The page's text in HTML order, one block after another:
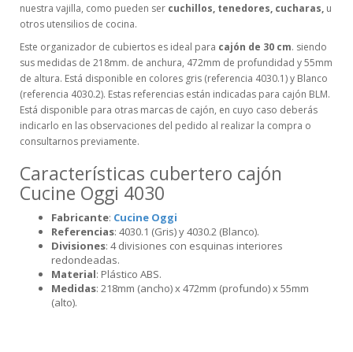
nuestra vajilla, como pueden ser cuchillos, tenedores, cucharas, u
otros utensilios de cocina.
Este organizador de cubiertos es ideal para cajón de 30 cm. siendo
sus medidas de 218mm. de anchura, 472mm de profundidad y 55mm
de altura. Está disponible en colores gris (referencia 4030.1) y Blanco
(referencia 4030.2). Estas referencias están indicadas para cajón BLM.
Está disponible para otras marcas de cajón, en cuyo caso deberás
indicarlo en las observaciones del pedido al realizar la compra o
consultarnos previamente.
Características cubertero cajón
Cucine Oggi 4030
Fabricante: Cucine Oggi
Referencias: 4030.1 (Gris) y 4030.2 (Blanco).
Divisiones: 4 divisiones con esquinas interiores
redondeadas.
Material: Plástico ABS.
Medidas: 218mm (ancho) x 472mm (profundo) x 55mm
(alto).